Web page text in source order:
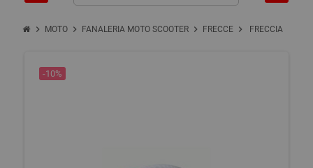
chevron_right MOTO chevron_right FANALERIA MOTO SCOOTER chevron_right FRECCE chevron_right FRECCIA
-10%